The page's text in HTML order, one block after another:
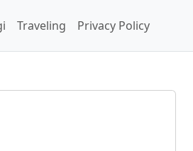
Traveling Privacy Policy